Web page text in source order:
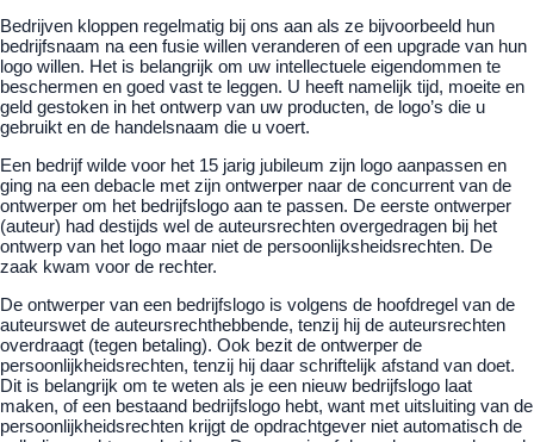
Bedrijven kloppen regelmatig bij ons aan als ze bijvoorbeeld hun
bedrijfsnaam na een fusie willen veranderen of een upgrade van hun
logo willen. Het is belangrijk om uw intellectuele eigendommen te
beschermen en goed vast te leggen. U heeft namelijk tijd, moeite en
geld gestoken in het ontwerp van uw producten, de logo’s die u
gebruikt en de handelsnaam die u voert.
Een bedrijf wilde voor het 15 jarig jubileum zijn logo aanpassen en
ging na een debacle met zijn ontwerper naar de concurrent van de
ontwerper om het bedrijfslogo aan te passen. De eerste ontwerper
(auteur) had destijds wel de auteursrechten overgedragen bij het
ontwerp van het logo maar niet de persoonlijksheidsrechten. De
zaak kwam voor de rechter.
De ontwerper van een bedrijfslogo is volgens de hoofdregel van de
auteurswet de auteursrechthebbende, tenzij hij de auteursrechten
overdraagt (tegen betaling). Ook bezit de ontwerper de
persoonlijkheidsrechten, tenzij hij daar schriftelijk afstand van doet.
Dit is belangrijk om te weten als je een nieuw bedrijfslogo laat
maken, of een bestaand bedrijfslogo hebt, want met uitsluiting van de
persoonlijkheidsrechten krijgt de opdrachtgever niet automatisch de